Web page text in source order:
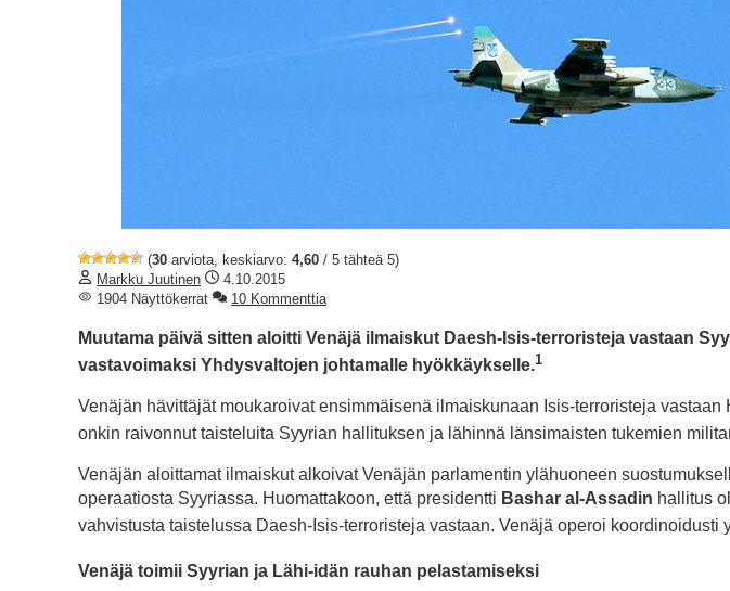
(30 arviota, keskiarvo: 4,60 / 5 tähteä 5)
Markku Juutinen
4.10.2015
1904 Näyttökerrat
10 Kommenttia
Muutama päivä sitten aloitti Venäjä ilmaiskut Daesh-Isis-terroristeja vastaan
vastavoimaksi Yhdysvaltojen johtamalle hyökkäykselle.1
Venäjän hävittäjät moukaroivat ensimmäisenä ilmaiskunaan Isis-terroristeja
onkin raivonnut taisteluita Syyrian hallituksen ja lähinnä länsimaisten tukemien
Venäjän aloittamat ilmaiskut alkoivat Venäjän parlamentin ylähuoneen
operaatiosta Syyriassa. Huomattakoon, että presidentti Bashar al-Assadin hallitus
vahvistusta taistelussa Daesh-Isis-terroristeja vastaan. Venäjä operoi koordinoidusti
Venäjä toimii Syyrian ja Lähi-idän rauhan pelastamiseksi